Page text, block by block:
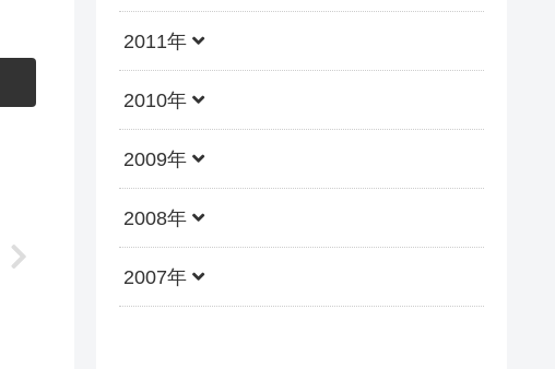
2011年
2010年
2009年
2008年
2007年